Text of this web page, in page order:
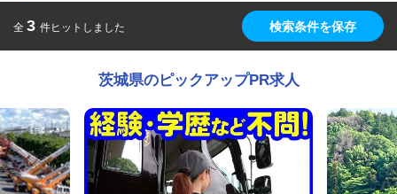
全 3 件ヒットしました 検索条件を保存
茨城県のピックアップPR求人